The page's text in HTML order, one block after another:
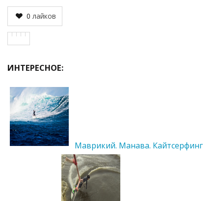
0 лайков
ИНТЕРЕСНОЕ:
Маврикий. Манава. Кайтсерфинг